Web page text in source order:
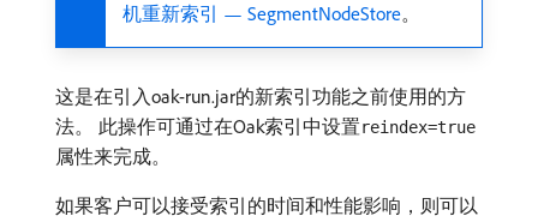
机重新索引 — SegmentNodeStore。
这是在引入oak-run.jar的新索引功能之前使用的方
法。 此操作可通过在Oak索引中设置reindex=true
属性来完成。
如果客户可以接受索引的时间和性能影响，则可以